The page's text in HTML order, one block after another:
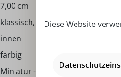
7,00 cm
klassisch, traditionell
innen
farbig
Miniatur - Figuren
Diese Website